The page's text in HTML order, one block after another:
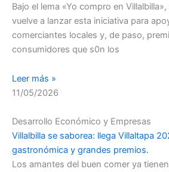
Bajo el lema «Yo compro en
vuelve a lanzar esta iniciativa para
comerciantes locales y, de paso,
consumidores que s0n los
Leer más »
11/05/2026
Desarrollo Económico y Empresas
Villalbilla se saborea: llega Villaltapa
gastronómica y grandes premios.
Los amantes del buen comer ya